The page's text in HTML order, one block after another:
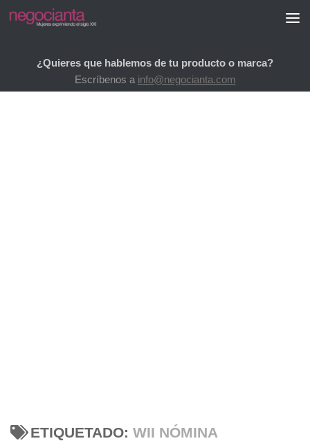
Saltar al contenido
¿Quieres que hablemos de tu producto o marca?
Escríbenos a info@negocianta.com
ETIQUETADO: WII NÓMINA